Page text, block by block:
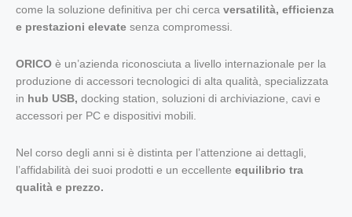
come la soluzione definitiva per chi cerca versatilità, efficienza
e prestazioni elevate senza compromessi.
ORICO è un’azienda riconosciuta a livello internazionale per la
produzione di accessori tecnologici di alta qualità, specializzata
in hub USB, docking station, soluzioni di archiviazione, cavi e
accessori per PC e dispositivi mobili.
Nel corso degli anni si è distinta per l’attenzione ai dettagli,
l’affidabilità dei suoi prodotti e un eccellente equilibrio tra
qualità e prezzo.